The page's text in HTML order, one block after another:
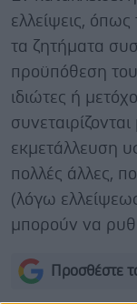
ελλείψεις,
τα ζητήματα
προϋπόθεση
ιδιώτες ή
εκμετάλλευση
πολλές άλλες,
(λόγω
μπορούν να
Προσθέστε